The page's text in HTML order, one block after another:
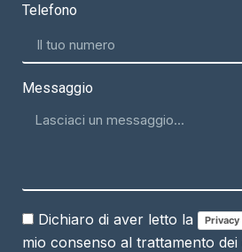
Telefono
Messaggio
Dichiaro di aver letto la Privacy
mio consenso al trattamento